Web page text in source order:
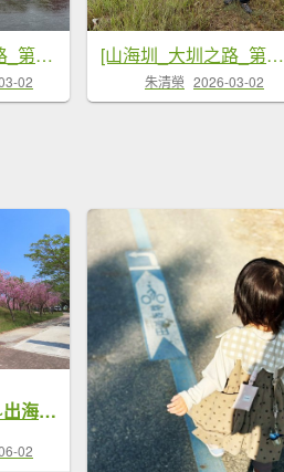
[山海圳_大圳之路_第一段] 2026_0228 茄拔天后宮_南湖口_西拉雅國家風景區
02
[山海圳_大圳之路_第一段] 2026_0228 茄拔天后宮_南湖口_烏山頭水庫
朱清榮 2026-03-02
山海圳之南湖口~出海口(YouBike篇)
02